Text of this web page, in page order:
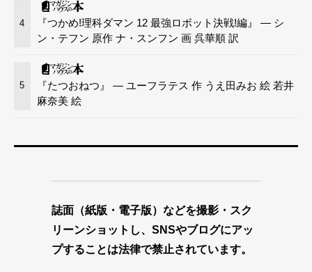
4
『つかめ!理科ダマン 12 最強ロボット決戦!編』 — シ
ン・テフン 原作 ナ・スンフン 画 呉華順 訳
5
『たつおねつ』 — ユーフラテス 作 うえ田みお 絵 若井
麻奈美 絵
誌面（紙版・電子版）などを撮影・スク
リーンショットし、SNSやブログにアッ
プすることは法律で禁止されています。